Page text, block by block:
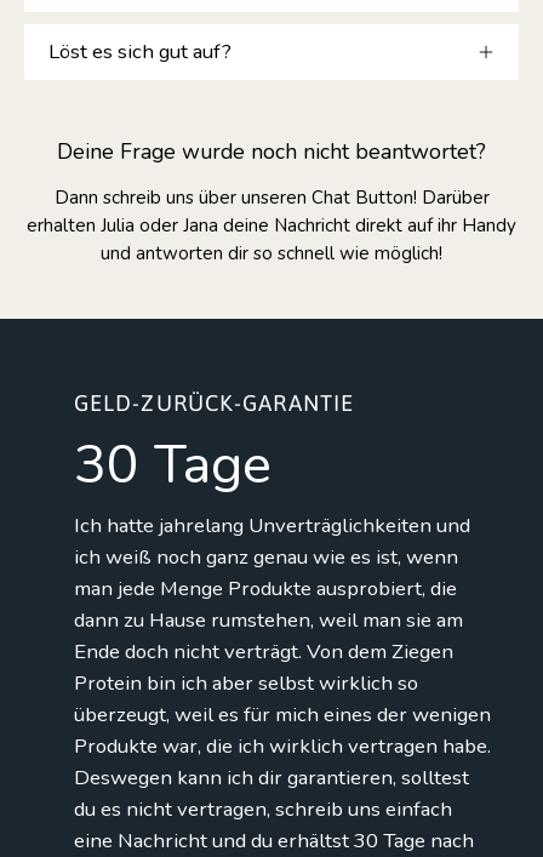
Löst es sich gut auf?
Deine Frage wurde noch nicht beantwortet?
Dann schreib uns über unseren Chat Button! Darüber
erhalten Julia oder Jana deine Nachricht direkt auf ihr Handy
und antworten dir so schnell wie möglich!
GELD-ZURÜCK-GARANTIE
30 Tage
Ich hatte jahrelang Unverträglichkeiten und
ich weiß noch ganz genau wie es ist, wenn
man jede Menge Produkte ausprobiert, die
dann zu Hause rumstehen, weil man sie am
Ende doch nicht verträgt. Von dem Ziegen
Protein bin ich aber selbst wirklich so
überzeugt, weil es für mich eines der wenigen
Produkte war, die ich wirklich vertragen habe.
Deswegen kann ich dir garantieren, solltest
du es nicht vertragen, schreib uns einfach
eine Nachricht und du erhältst 30 Tage nach